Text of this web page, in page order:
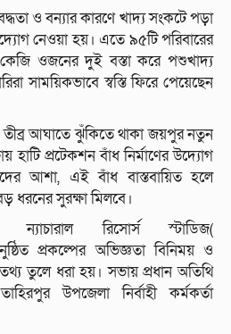
ও বন্যার কারণে খাদ্য সংকটে পড়া
নেওয়া হয়। এতে ৯৫টি পরিবারের
ওজনের দুই বস্তা করে পশুখাদ্য
সাময়িকভাবে স্বস্তি ফিরে পেয়েছেন
তীব্র আঘাতে ঝুঁকিতে থাকা জয়পুর নতুন
হাটি প্রটেকশন বাঁধ নির্মাণের উদ্যোগ
আশা, এই বাঁধ বাস্তবায়িত হলে
ধরনের সুরক্ষা মিলবে।
রিসোর্স স্টাডিজ(
প্রকল্পের অভিজ্ঞতা বিনিময় ও
তুলে ধরা হয়। সভায় প্রধান অতিথি
উপজেলা নির্বাহী কর্মকর্তা